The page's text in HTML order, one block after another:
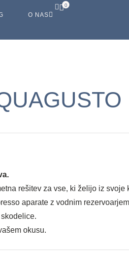
O NAS
0
rešitev za vse, ki želijo iz svoje
aparate z vodnim
okusu.